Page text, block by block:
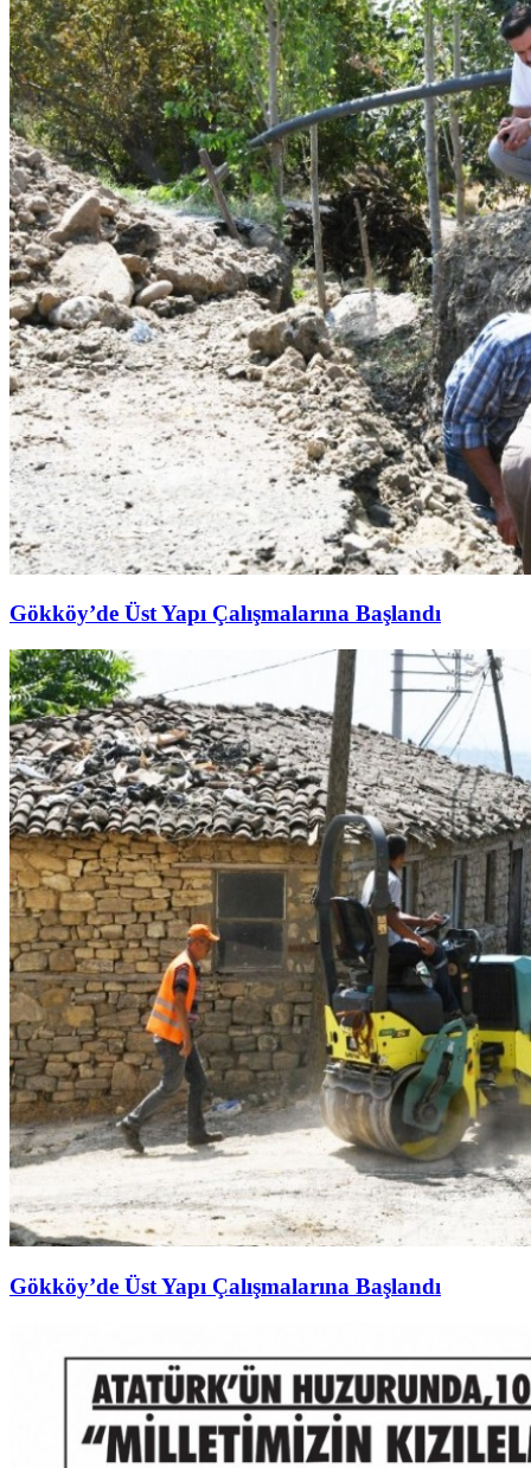
Gökköy’de Üst Yapı Çalışmalarına Başlandı
Gökköy’de Üst Yapı Çalışmalarına Başlandı